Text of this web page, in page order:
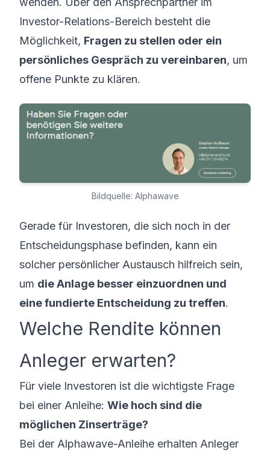
Investor-Relations-Bereich besteht die
Möglichkeit, Fragen zu stellen oder ein
persönliches Gespräch zu vereinbaren, um
offene Punkte zu klären.
Bildquelle: Alphawave
Gerade für Investoren, die sich noch in der
Entscheidungsphase befinden, kann ein
solcher persönlicher Austausch hilfreich sein,
um die Anlage besser einzuordnen und
eine fundierte Entscheidung zu treffen.
Welche Rendite können
Anleger erwarten?
Für viele Investoren ist die wichtigste Frage
bei einer Anleihe: Wie hoch sind die
möglichen Zinserträge?
Bei der Alphawave-Anleihe erhalten Anleger